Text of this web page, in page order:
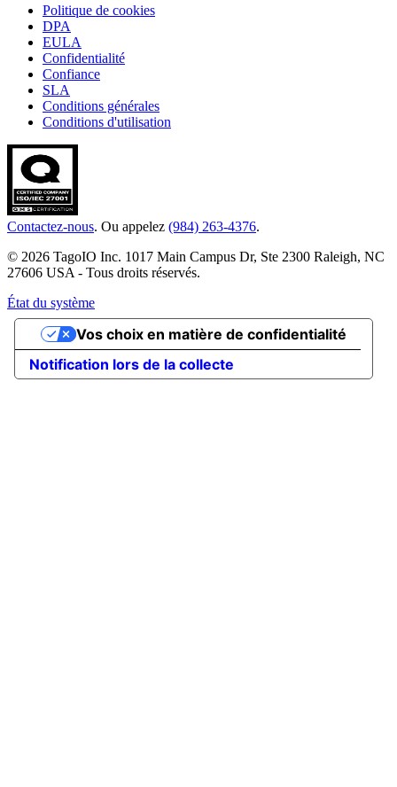
Politique de cookies
DPA
EULA
Confidentialité
Confiance
SLA
Conditions générales
Conditions d'utilisation
Contactez-nous. Ou appelez (984) 263-4376.
© 2026 TagoIO Inc. 1017 Main Campus Dr, Ste 2300 Raleigh, NC
27606 USA - Tous droits réservés.
État du système
Notification lors de la collecte
Vos choix en matière de confidentialité